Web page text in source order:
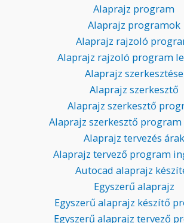
Alaprajz program
Alaprajz programok
Alaprajz rajzoló
Alaprajz rajzoló program
Alaprajz szerkesztése
Alaprajz szerkesztő
Alaprajz szerkesztő
Alaprajz szerkesztő
Alaprajz tervezés árak
Alaprajz tervező program
Autocad alaprajz
Egyszerű alaprajz
Egyszerű alaprajz készítő
Egyszerű alaprajz tervező